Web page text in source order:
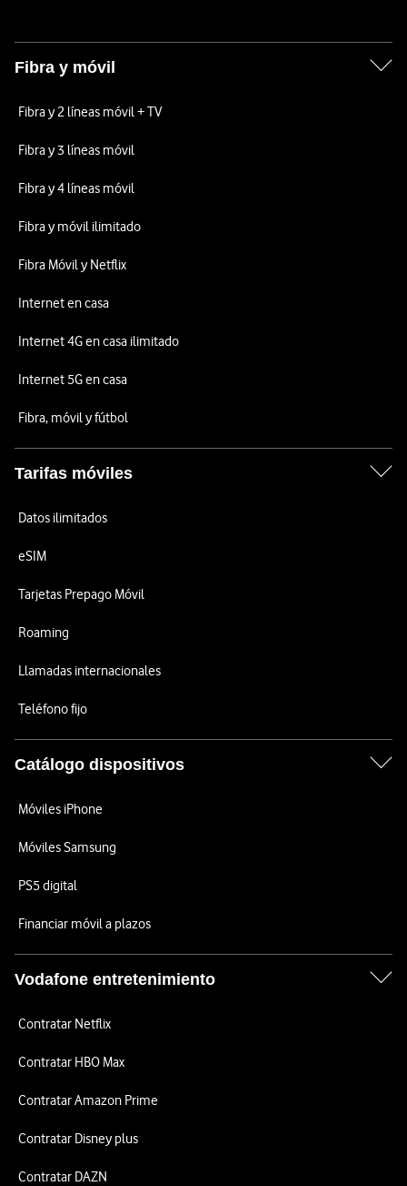
Fibra y móvil
Fibra y 2 líneas móvil + TV
Fibra y 3 líneas móvil
Fibra y 4 líneas móvil
Fibra y móvil ilimitado
Fibra Móvil y Netflix
Internet en casa
Internet 4G en casa ilimitado
Internet 5G en casa
Fibra, móvil y fútbol
Tarifas móviles
Datos ilimitados
eSIM
Tarjetas Prepago Móvil
Roaming
Llamadas internacionales
Teléfono fijo
Catálogo dispositivos
Móviles iPhone
Móviles Samsung
PS5 digital
Financiar móvil a plazos
Vodafone entretenimiento
Contratar Netflix
Contratar HBO Max
Contratar Amazon Prime
Contratar Disney plus
Contratar DAZN